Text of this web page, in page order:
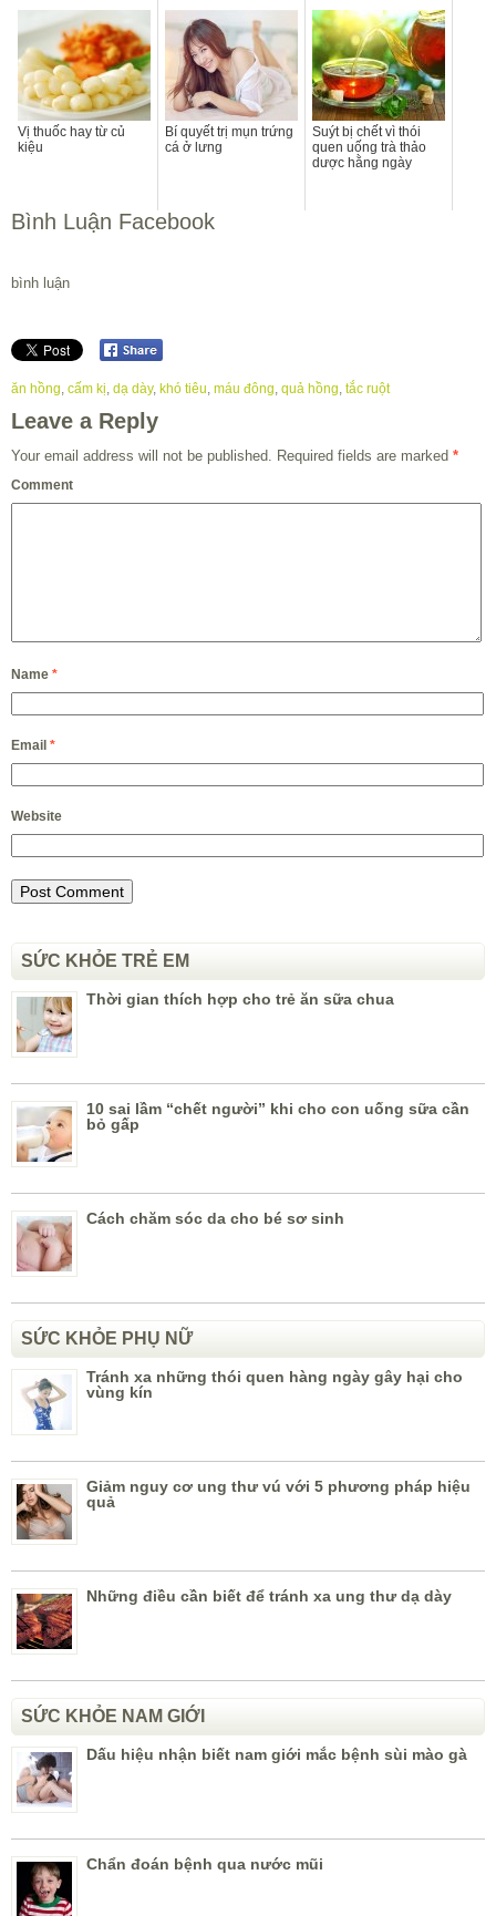
Vị thuốc hay từ củ
kiệu
Bí quyết trị mụn trứng
cá ở lưng
Suýt bị chết vì thói
quen uống trà thảo
dược hằng ngày
Bình Luận Facebook
bình luận
ăn hồng cấm kị dạ dày, khó tiêu máu đông quả hồng tắc ruột
Leave a Reply
Your email address will not be published. Required fields are marked *
Comment
Name *
Email *
Website
SỨC KHỎE TRẺ EM
Thời gian thích hợp cho trẻ ăn sữa chua
10 sai lầm “chết người” khi cho con uống sữa cần
bỏ gấp
Cách chăm sóc da cho bé sơ sinh
SỨC KHỎE PHỤ NỮ
Tránh xa những thói quen hàng ngày gây hại cho
vùng kín
Giảm nguy cơ ung thư vú với 5 phương pháp hiệu
quả
Những điều cần biết để tránh xa ung thư dạ dày
SỨC KHỎE NAM GIỚI
Dấu hiệu nhận biết nam giới mắc bệnh sùi mào gà
Chẩn đoán bệnh qua nước mũi